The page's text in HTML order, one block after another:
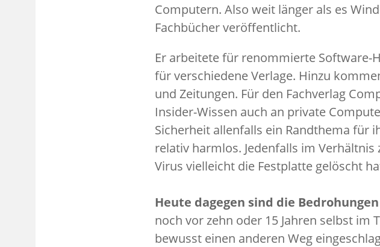
Computern. Also weit länger als es
Fachbücher veröffentlicht.
Er arbeitete für renommierte
für verschiedene Verlage. Hinzu
und Zeitungen. Für den Fachverlag
Insider-Wissen auch an private
Sicherheit allenfalls ein Randthema für
relativ harmlos. Jedenfalls im
Virus vielleicht die Festplatte gelöscht
Heute dagegen sind die
noch vor zehn oder 15 Jahren selbst
bewusst einen anderen Weg